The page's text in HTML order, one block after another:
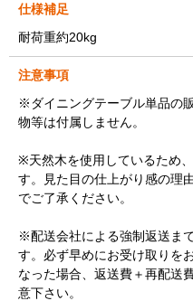
仕様補足
耐荷重約20kg
注意事項
※ダイニングテーブル単品の
物等は付属しません。
※天然木を使用しているため
す。見た目の仕上がり感の理
でご了承ください。
※配送会社による強制返送ま
す。必ず早めにお受け取りを
なった場合、返送費＋再配送
意下さい。